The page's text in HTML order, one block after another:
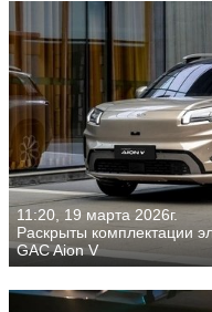
11:20, 19 марта 2026г.
Раскрыты комплектации
GAC Aion V